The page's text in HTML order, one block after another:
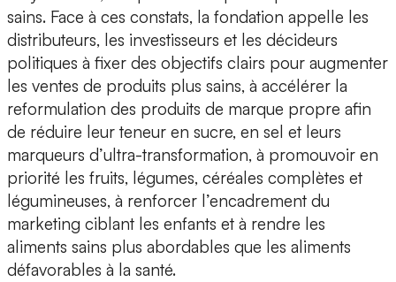
sains. Face à ces constats, la fondation appelle les
distributeurs, les investisseurs et les décideurs
politiques à fixer des objectifs clairs pour augmenter
les ventes de produits plus sains, à accélérer la
reformulation des produits de marque propre afin
de réduire leur teneur en sucre, en sel et leurs
marqueurs d’ultra-transformation, à promouvoir en
priorité les fruits, légumes, céréales complètes et
légumineuses, à renforcer l’encadrement du
marketing ciblant les enfants et à rendre les
aliments sains plus abordables que les aliments
défavorables à la santé.